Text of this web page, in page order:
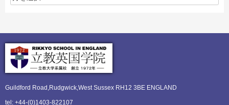
Guildford Road,Rudgwick,West Sussex RH12 3BE ENGLAND
tel: +44-(0)1403-822107